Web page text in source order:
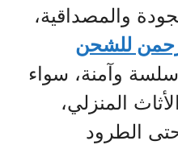
والمصداقية،
للشحن
وآمنة، سواء
المنزلي،
حتى الطرود